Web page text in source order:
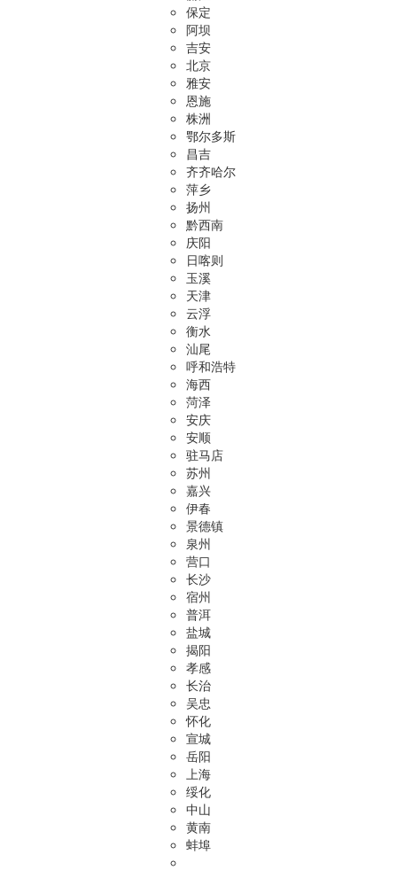
保定
阿坝
吉安
北京
雅安
恩施
株洲
鄂尔多斯
昌吉
齐齐哈尔
萍乡
扬州
黔西南
庆阳
日喀则
玉溪
天津
云浮
衡水
汕尾
呼和浩特
海西
菏泽
安庆
安顺
驻马店
苏州
嘉兴
伊春
景德镇
泉州
营口
长沙
宿州
普洱
盐城
揭阳
孝感
长治
吴忠
怀化
宣城
岳阳
上海
绥化
中山
黄南
蚌埠